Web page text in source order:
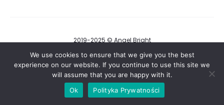
2019-2025 © Angel Bright
Regulamin i Polityka Prywatności
F
a
c
s
We use cookies to ensure that we give you the best
experience on our website. If you continue to use this site we
will assume that you are happy with it.
Ok
Polityka Prywatności